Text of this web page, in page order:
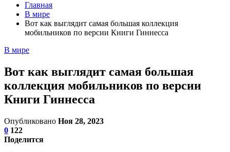
Главная
В мире
Вот как выглядит самая большая коллекция
мобильников по версии Книги Гиннесса
В мире
Вот как выглядит самая большая
коллекция мобильников по версии
Книги Гиннесса
Опубликовано Ноя 28, 2023
0 122
Поделится